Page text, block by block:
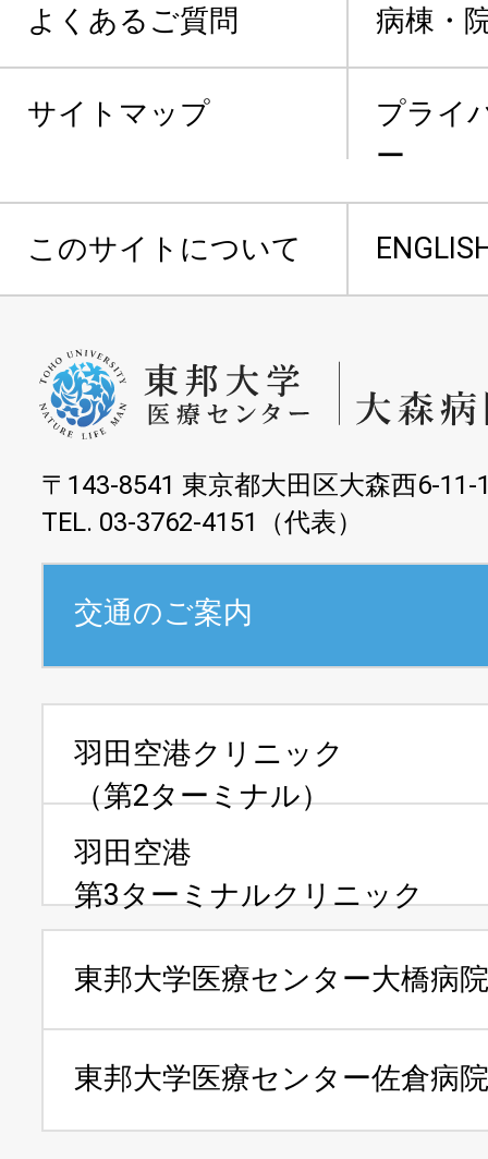
よくあるご質問 病棟・
サイトマップ
プライ
ー
このサイトについて
〒143-8541 東京都大田区大森西6-11-
TEL. 03-3762-4151（代表）
交通のご案内
羽田空港クリニック
（第2ターミナル）
羽田空港
第3ターミナルクリニック
東邦大学医療センター大橋病
東邦大学医療センター佐倉病